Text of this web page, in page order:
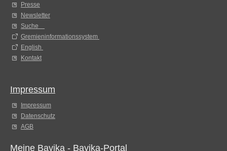
Presse
Newsletter
Suche
Gremieninformationssystem
English
Kontakt
Impressum
Impressum
Datenschutz
AGB
Meine Bayika - Bayika-Portal